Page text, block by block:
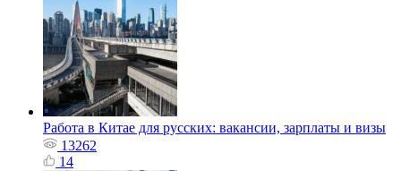
Работа в Китае для русских: вакансии, зарплаты и визы
13262
14